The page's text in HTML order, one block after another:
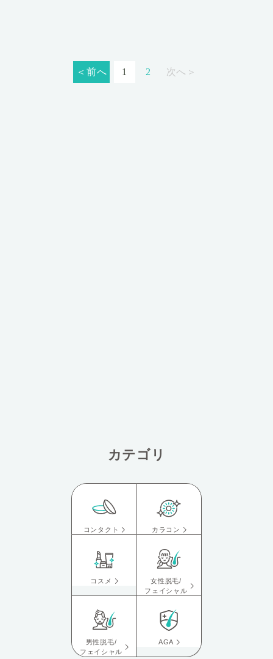
＜前へ 1 2 次へ＞
カテゴリ
コンタクト カラコン
コスメ
女性脱毛/
フェイシャル
男性脱毛/
フェイシャル
AGA